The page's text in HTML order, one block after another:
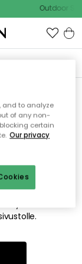
Outdoor
löydä
tai siitä, että se
mahdollisesti
and to analyze
of any non-
certain
Our privacy